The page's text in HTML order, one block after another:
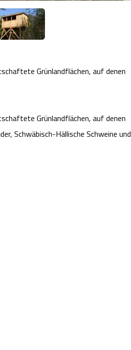
Grünlandflächen, auf denen
Grünlandflächen, auf denen
Schwäbisch-Hällische Schweine und